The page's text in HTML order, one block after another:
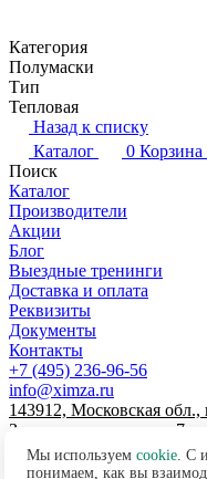
Категория
Полумаски
Тип
Тепловая
Назад к списку
Каталог
0 Корзина
Поиск
Каталог
Производители
Акции
Блог
Выездные тренинги
Доставка и оплата
Реквизиты
Документы
Контакты
+7 (495) 236-96-56
info@ximza.ru
143912, Московская
Западная промзона, д.7,
© 2026 ООО
Договор-оферта
Мы используем cookie. С
понимаем, как вы